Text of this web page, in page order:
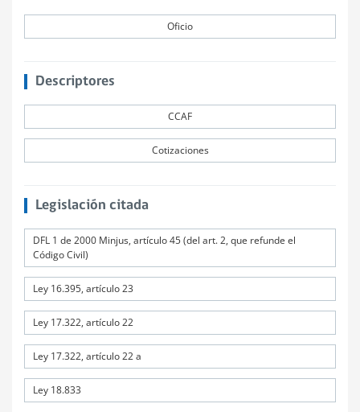
Oficio
Descriptores
CCAF
Cotizaciones
Legislación citada
DFL 1 de 2000 Minjus, artículo 45 (del art. 2, que refunde el
Código Civil)
Ley 16.395, artículo 23
Ley 17.322, artículo 22
Ley 17.322, artículo 22 a
Ley 18.833